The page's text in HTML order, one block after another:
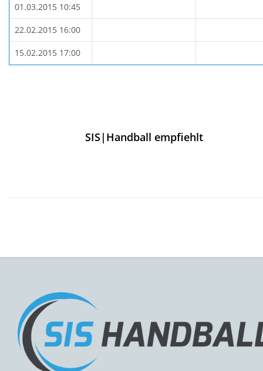
01.03.2015 10:45
22.02.2015 16:00
15.02.2015 17:00
SIS|Handball empfiehlt